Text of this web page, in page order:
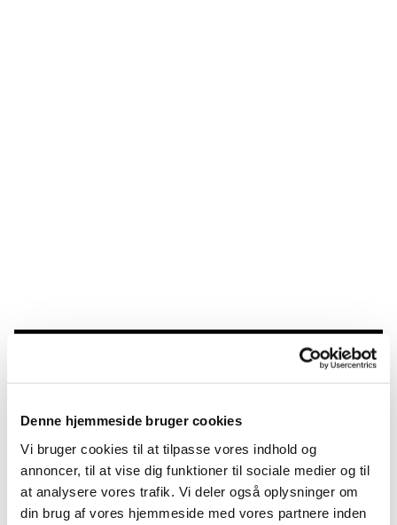
Denne hjemmeside bruger cookies
Vi bruger cookies til at tilpasse vores indhold og
annoncer, til at vise dig funktioner til sociale medier og til
at analysere vores trafik. Vi deler også oplysninger om
din brug af vores hjemmeside med vores partnere inden
Du vil måske også kunne
lide...